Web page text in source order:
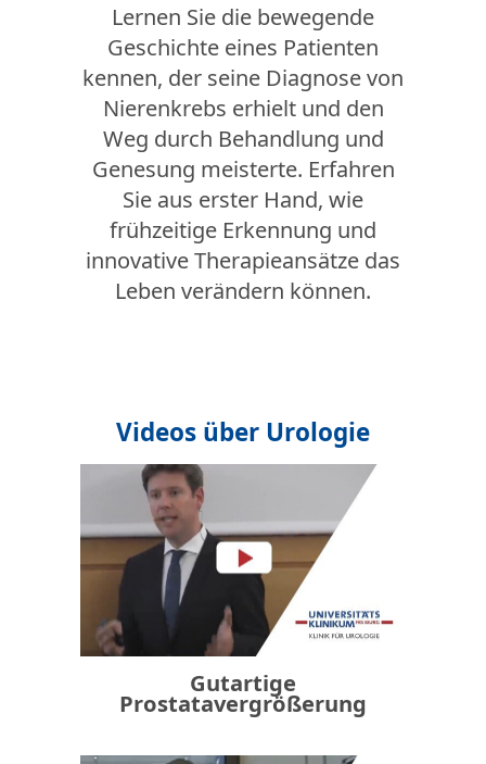
Lernen Sie die bewegende
Geschichte eines Patienten
kennen, der seine Diagnose von
Nierenkrebs erhielt und den
Weg durch Behandlung und
Genesung meisterte. Erfahren
Sie aus erster Hand, wie
frühzeitige Erkennung und
innovative Therapieansätze das
Leben verändern können.
Videos über Urologie
Gutartige
Prostatavergrößerung